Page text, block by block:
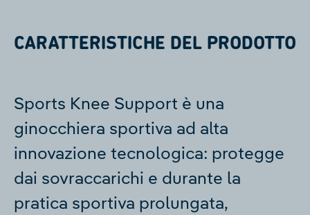
CARATTERISTICHE DEL PRODOTTO
Sports Knee Support è una
ginocchiera sportiva ad alta
innovazione tecnologica: protegge
dai sovraccarichi e durante la
pratica sportiva prolungata,